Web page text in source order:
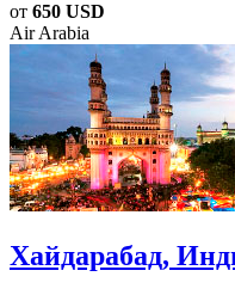
от 650 USD
Air Arabia
Хайдарабад,